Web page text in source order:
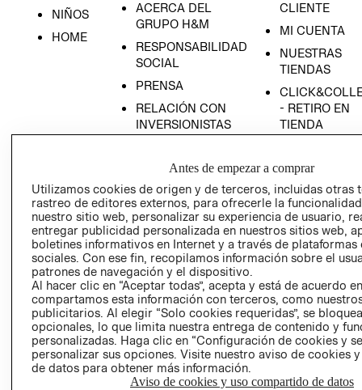
NIÑOS
HOME
ACERCA DEL
GRUPO H&M
RESPONSABILIDAD
SOCIAL
PRENSA
RELACIÓN CON
INVERSIONISTAS
EMPRESARIAL
CLIENTE
MI CUENTA
NUESTRAS
TIENDAS
- RETIRO EN
TIENDA
CONDICIONES
AVISO DE
PRIVACIDAD
GIFT CARD
AVISO DE
COOKIES
Chile ($)
Antes de empezar a comprar
Utilizamos cookies de origen y de terceros, incluidas otras
rastreo de editores externos, para ofrecerle la
nuestro sitio web, personalizar su experiencia de usuario,
entregar publicidad personalizada en nuestros sitios web,
boletines informativos en Internet y a través de plataformas
sociales. Con ese fin, recopilamos información sobre el
patrones de navegación y el dispositivo.
Al hacer clic en “Aceptar todas”, acepta y está de acuerdo
compartamos esta información con terceros, como
publicitarios. Al elegir “Solo cookies requeridas”, se
opcionales, lo que limita nuestra entrega de contenido y
personalizadas. Haga clic en “Configuración de cookies y
personalizar sus opciones. Visite nuestro aviso de cookies
de datos para obtener más información.
Aviso de cookies y uso compartido de datos